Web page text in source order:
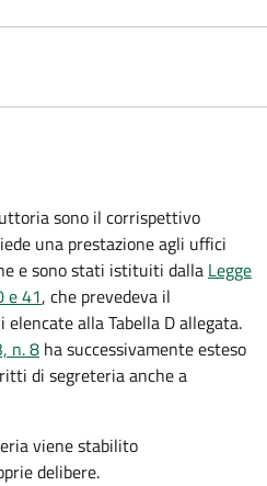
sono il corrispettivo
una prestazione agli uffici
e sono stati istituiti dalla Legge
e 41, che prevedeva il
alla Tabella D allegata.
n. 8 ha successivamente esteso
di segreteria anche a
viene stabilito
delibere.